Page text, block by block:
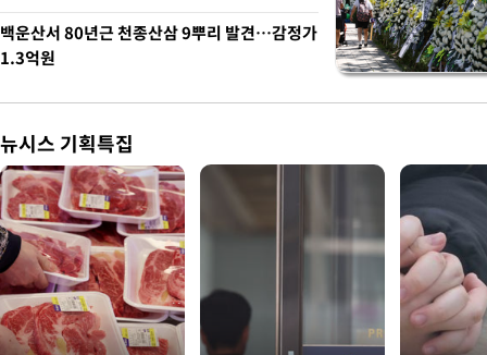
백운산서 80년근 천종산삼 9뿌리 발견…감정가
1.3억원
뉴시스 기획특집